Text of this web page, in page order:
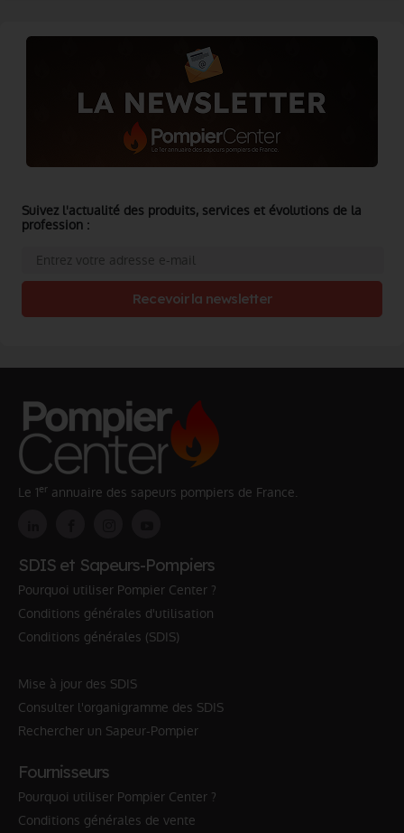
Suivez l'actualité des produits, services et évolutions de la
profession :
Recevoir la newsletter
Le 1er annuaire des sapeurs pompiers de France.
SDIS et Sapeurs-Pompiers
Pourquoi utiliser Pompier Center ?
Conditions générales d'utilisation
Conditions générales (SDIS)
Mise à jour des SDIS
Consulter l'organigramme des SDIS
Rechercher un Sapeur-Pompier
Fournisseurs
Pourquoi utiliser Pompier Center ?
Conditions générales de vente